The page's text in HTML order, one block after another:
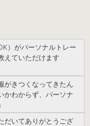
）がパーソナルトレー
えていただけます
がきつくなってきたん
かわからず、パーソナ
だいてありがとうござ